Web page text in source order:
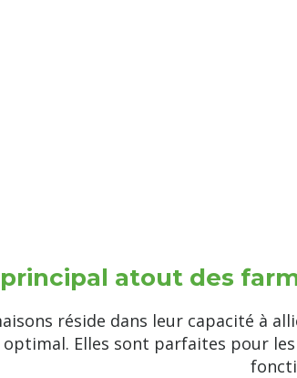
atout des
réside dans leur capacité à
Elles sont parfaites pour